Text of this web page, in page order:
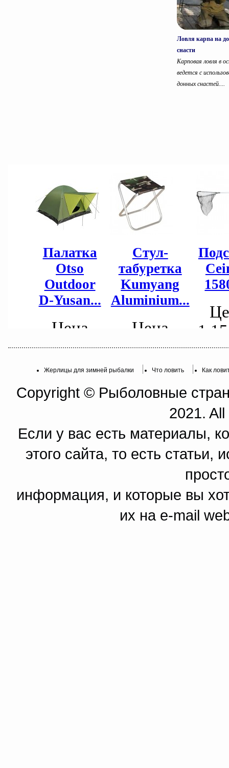
Ловля карпа на
снасти
Карповая ловля в
ведется с
донных снастей....
Жерлицы для зимней рыбалки Что ловить Как
Copyright © Рыболовные
2021.
Если у вас есть материалы,
этого сайта, то есть
информация, и которые вы
их на e-mail